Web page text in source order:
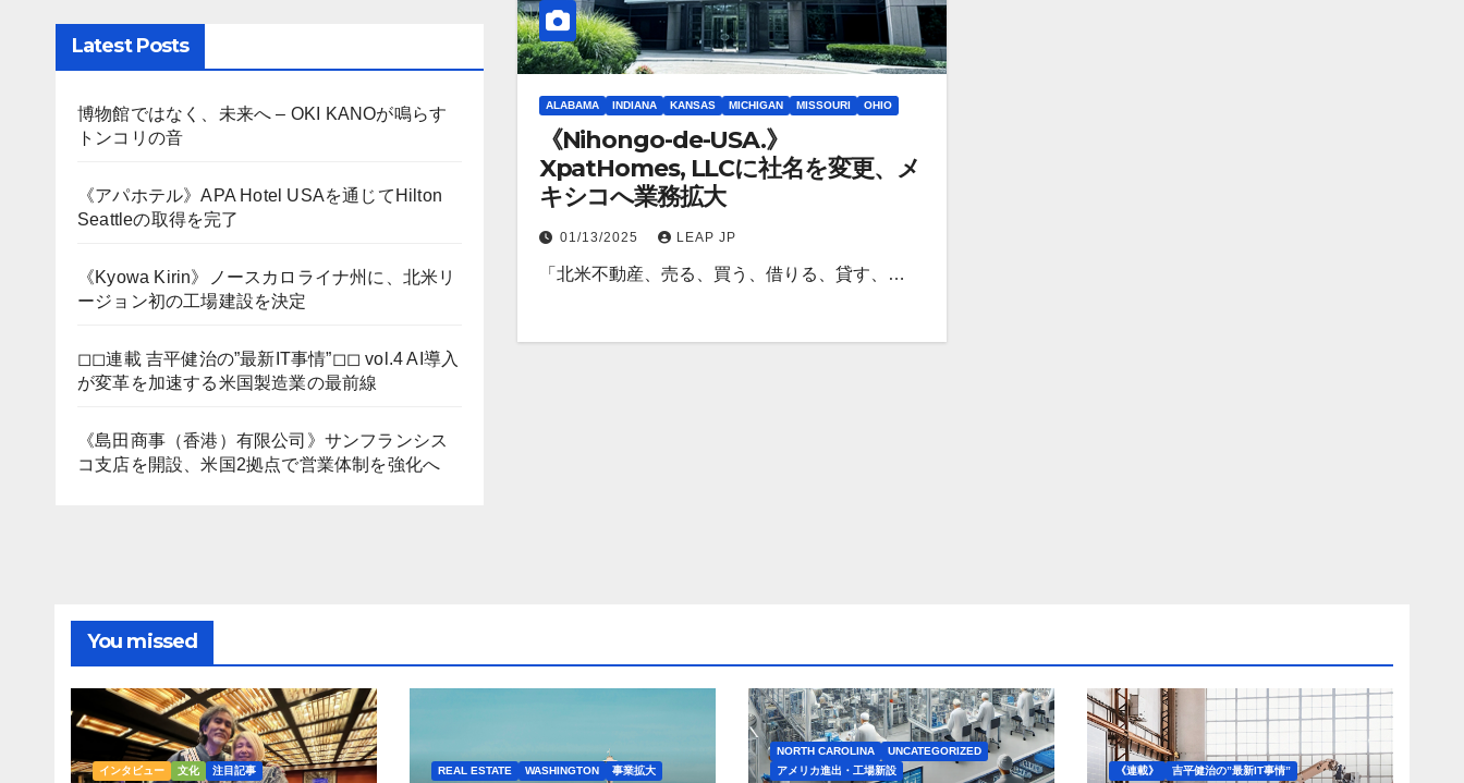
Latest Posts
博物館ではなく、未来へ – OKI KANOが鳴らす
トンコリの音
《アパホテル》APA Hotel USAを通じてHilton
Seattleの取得を完了
《Kyowa Kirin》ノースカロライナ州に、北米リ
ージョン初の工場建設を決定
◻︎◻︎連載 吉平健治の”最新IT事情”◻︎◻︎ vol.4 AI導入
が変革を加速する米国製造業の最前線
《島田商事（香港）有限公司》サンフランシス
コ支店を開設、米国2拠点で営業体制を強化へ
ALABAMA INDIANA KANSAS MICHIGAN MISSOURI OHIO
《Nihongo-de-USA.》
XpatHomes, LLCに社名を変更、メ
キシコへ業務拡大
01/13/2025 LEAP JP
「北米不動産、売る、買う、借りる、貸す、…
You missed
インタビュー 文化 注目記事 REAL ESTATE WASHINGTON 事業拡大
NORTH CAROLINA
UNCATEGORIZED
アメリカ進出・工場新設
《連載》 吉平健治の”最新IT事情”